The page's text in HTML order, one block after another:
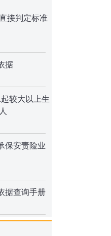
接判定标准
据
较大以上生
保安责险业
据查询手册